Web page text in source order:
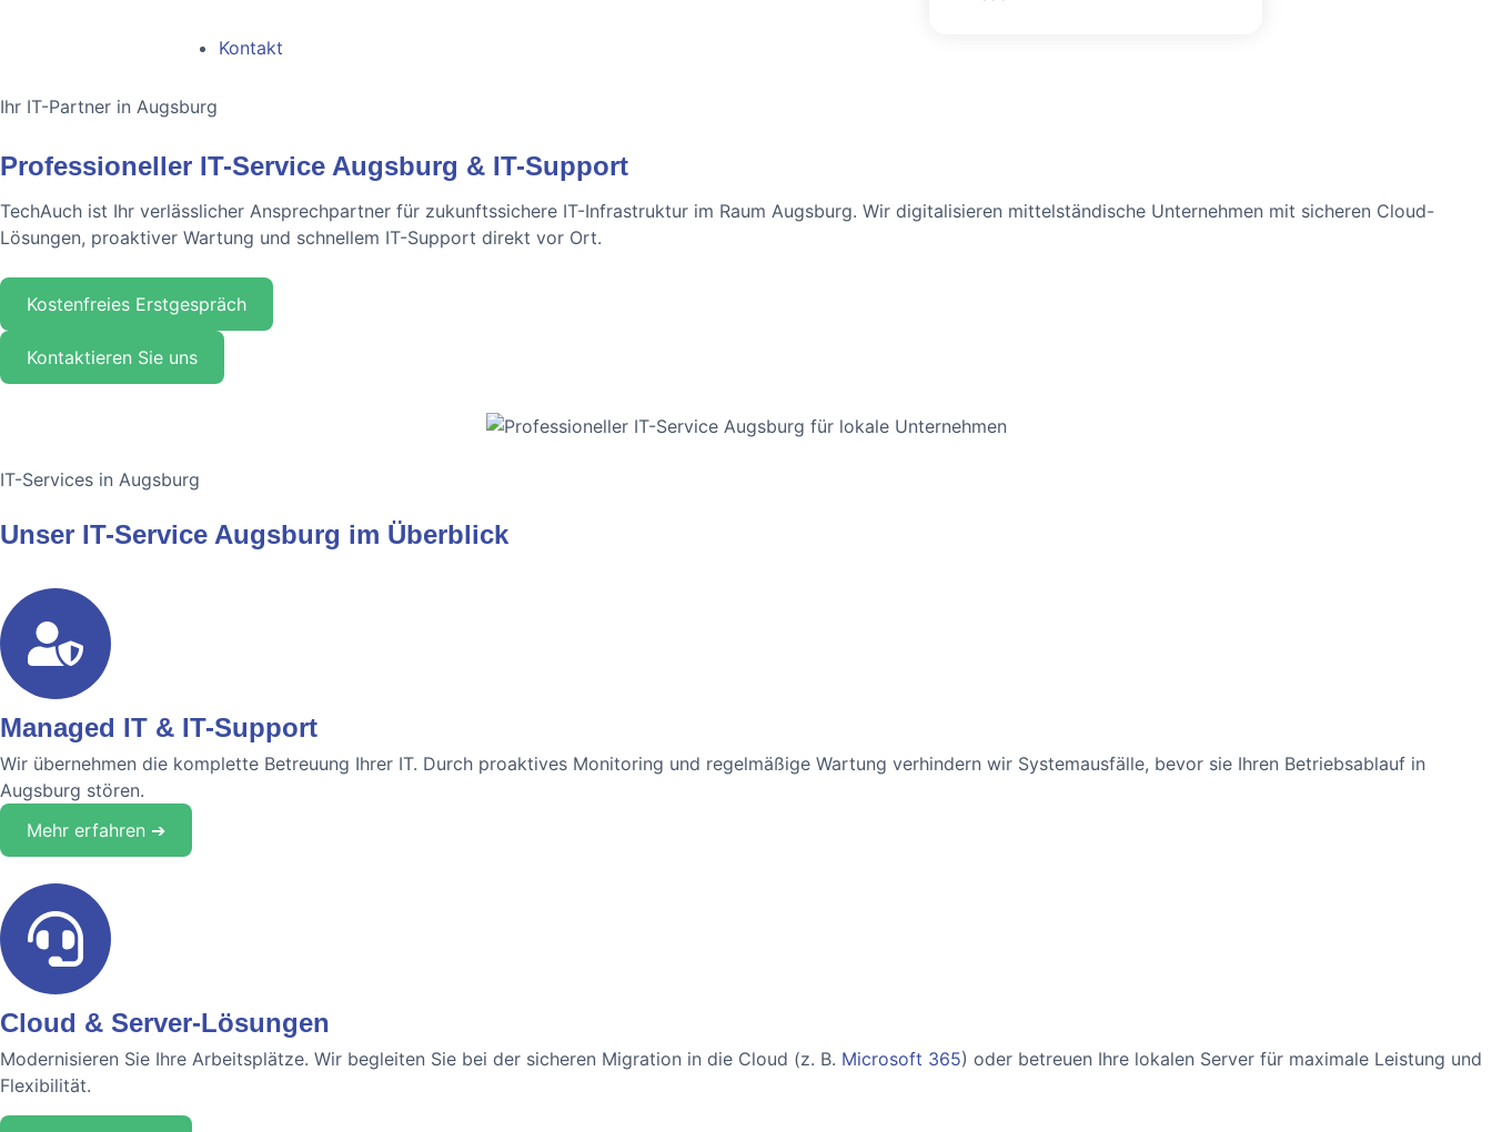
Kontakt
Ihr IT-Partner in Augsburg
Professioneller IT-Service Augsburg & IT-Support
TechAuch ist Ihr verlässlicher Ansprechpartner für zukunftssichere IT-Infrastruktur im Raum Augsburg. Wir digitalisieren mittelständische Unternehmen mit sicheren Cloud-
Lösungen, proaktiver Wartung und schnellem IT-Support direkt vor Ort.
Kostenfreies Erstgespräch
Kontaktieren Sie uns
IT-Services in Augsburg
Unser IT-Service Augsburg im Überblick
Managed IT & IT-Support
Wir übernehmen die komplette Betreuung Ihrer IT. Durch proaktives Monitoring und regelmäßige Wartung verhindern wir Systemausfälle, bevor sie Ihren Betriebsablauf in
Augsburg stören.
Mehr erfahren ➔
Cloud & Server-Lösungen
Modernisieren Sie Ihre Arbeitsplätze. Wir begleiten Sie bei der sicheren Migration in die Cloud (z. B. Microsoft 365) oder betreuen Ihre lokalen Server für maximale Leistung und
Flexibilität.